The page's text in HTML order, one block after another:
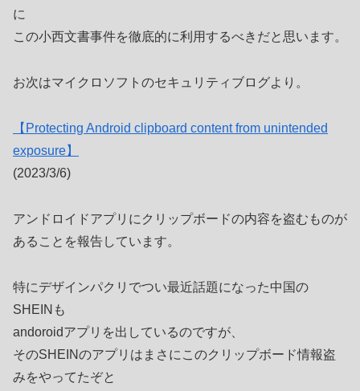
に
この小西文書事件を徹底的に利用するべきだと思います。
お次はマイクロソフトのセキュリティブログより。
【Protecting Android clipboard content from unintended
exposure】
(2023/3/6)
アンドロイドアプリにクリップボードの内容を盗むものが
あることを報告しています。
特にデザインパクリでつい最近話題になった中国の
SHEINも
andoroidアプリを出しているのですが、
そのSHEINのアプリはまさにこのクリップボード情報盗
みをやってたぞと